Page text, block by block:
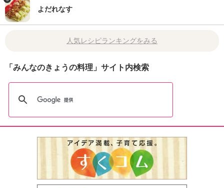
よだれなす
人気レシピランキングをみる
「みんなのきょうの料理」サイト内検索